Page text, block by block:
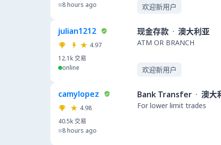
8 hours ago
欢迎新用户
julian1212
4.97
12.1k交易
online
现金存款 · 澳大利亚
ATM OR BRANCH
欢迎新用户
camylopez
4.98
40.5k交易
8 hours ago
Bank Transfer · 澳大
For lower limit trades